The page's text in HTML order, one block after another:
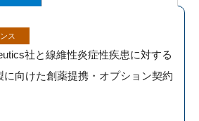
ス
社と線維性炎症性疾患に対する
に向けた創薬提携・オプション契約